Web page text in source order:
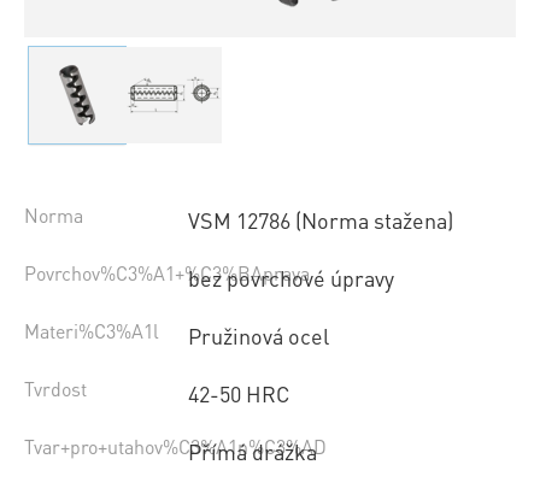
Norma VSM 12786 (Norma stažena)
Povrchov%C3%A1+%C3%BAprava
bez povrchové úpravy
Materi%C3%A1l Pružinová ocel
Tvrdost 42-50 HRC
Tvar+pro+utahov%C3%A1n%C3%AD
Přímá drážka